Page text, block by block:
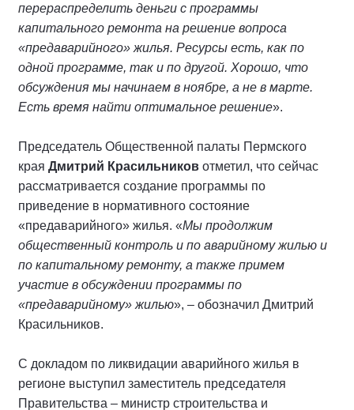
перераспределить деньги с программы
капитального ремонта на решение вопроса
«предаварийного» жилья. Ресурсы есть, как по
одной программе, так и по другой. Хорошо, что
обсуждения мы начинаем в ноябре, а не в марте.
Есть время найти оптимальное решение».
Председатель Общественной палаты Пермского
края Дмитрий Красильников отметил, что сейчас
рассматривается создание программы по
приведение в нормативного состояние
«предаварийного» жилья. «Мы продолжим
общественный контроль и по аварийному жилью и
по капитальному ремонту, а также примем
участие в обсуждении программы по
«предаварийному» жилью», – обозначил Дмитрий
Красильников.
С докладом по ликвидации аварийного жилья в
регионе выступил заместитель председателя
Правительства – министр строительства и